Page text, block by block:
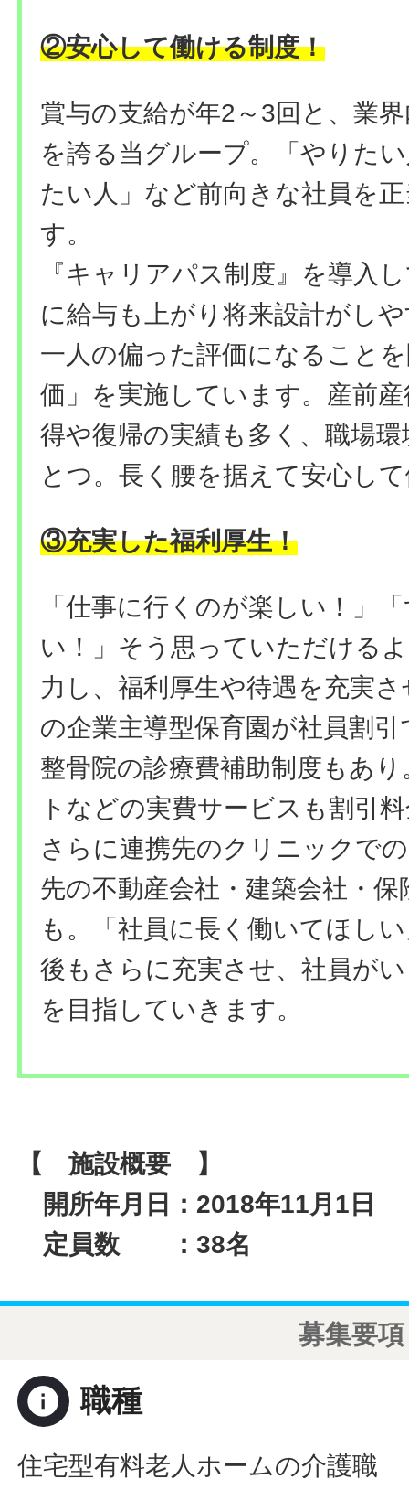
②安心して働ける制度！
賞与の支給が年2～3回と、業
を誇る当グループ。「やりた
たい人」など前向きな社員を
す。
『キャリアパス制度』を導入
に給与も上がり将来設計がし
一人の偏った評価になること
価」を実施しています。産前
得や復帰の実績も多く、職場
とつ。長く腰を据えて安心し
③充実した福利厚生！
「仕事に行くのが楽しい！」
い！」そう思っていただける
力し、福利厚生や待遇を充実
の企業主導型保育園が社員割
整骨院の診療費補助制度もあ
トなどの実費サービスも割引
さらに連携先のクリニックで
先の不動産会社・建築会社・
も。「社員に長く働いてほし
後もさらに充実させ、社員が
を目指していきます。
【 施設概要 】
開所年月日：2018年11月1日
定員数 ：38名
募集要項
info 職種
住宅型有料老人ホームの介護職